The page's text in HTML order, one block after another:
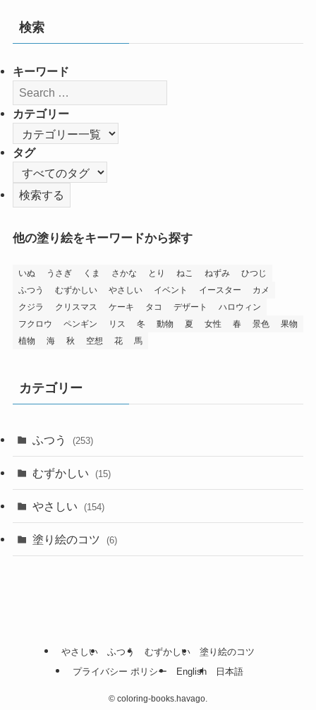
検索
キーワード
カテゴリー
タグ
他の塗り絵をキーワードから探す
いぬ うさぎ くま さかな とり ねこ ねずみ
ひつじ
ふつう
むずかしい やさしい イベント イースター
カメ
クジラ
クリスマス ケーキ タコ デザート
ハロウィン
フクロウ
ペンギン リス 冬 動物 夏 女性 春 景色
果物
植物
海 秋 空想 花 馬
カテゴリー
ふつう (253)
むずかしい (15)
やさしい (154)
塗り絵のコツ (6)
やさしい ふつう むずかしい
塗り絵のコツ
プライバシー ポリシー
English 日本語
© coloring-books.havago.